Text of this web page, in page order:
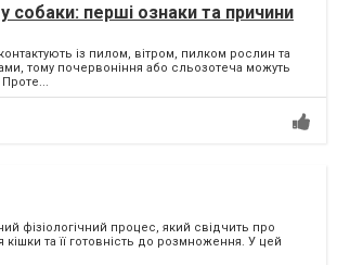
собаки: перші ознаки та причини
із пилом, вітром, пилком рослин та
тому почервоніння або сльозотеча можуть
фізіологічний процес, який свідчить про
кішки та її готовність до розмноження. У цей